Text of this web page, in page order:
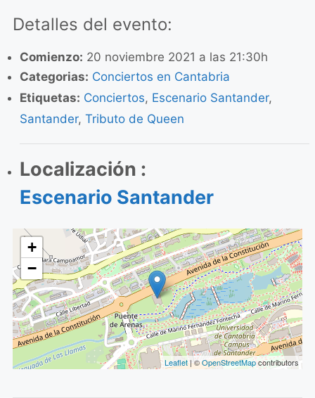
Detalles del evento:
Comienzo: 20 noviembre 2021 a las 21:30h
Categorias: Conciertos en Cantabria
Etiquetas: Conciertos, Escenario Santander,
Santander,Tributo de Queen
Localización :
Escenario Santander
+
−
Leaflet| ©OpenStreetMapcontributors